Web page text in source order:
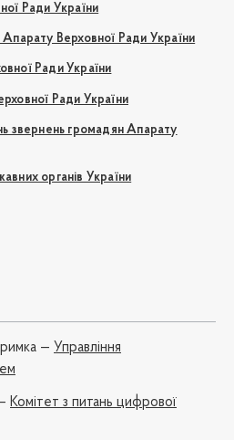
Ради України
Апарату Верховної Ради України
Ради України
Ради України
звернень громадян Апарату
органів України
— Управління
Комітет з питань цифрової